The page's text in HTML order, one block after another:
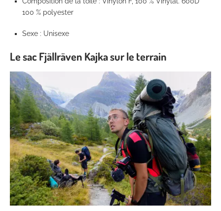
100 % polyester
Sexe : Unisexe
Le sac Fjällräven Kajka sur le terrain